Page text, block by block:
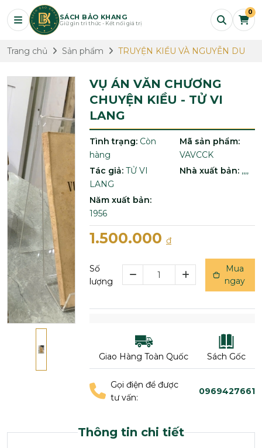
SÁCH BẢO KHANG
Giữ gìn tri thức - Kết nối giá trị
0
Trang chủ Sản phẩm TRUYỆN KIỀU VÀ NGUYỄN DU
VỤ ÁN VĂN CHƯƠNG
CHUYỆN KIỀU - TỬ VI
LANG
Tình trạng: Còn
hàng
Mã sản phẩm:
VAVCCK
Tác giả: TỬ VI
LANG
Nhà xuất bản: ,,,,
Năm xuất bản:
1956
1.500.000 đ
Số
lượng
Mua
ngay
Giao Hàng Toàn Quốc Sách Gốc
Gọi điện để được
tư vấn:
0969427661
Thông tin chi tiết